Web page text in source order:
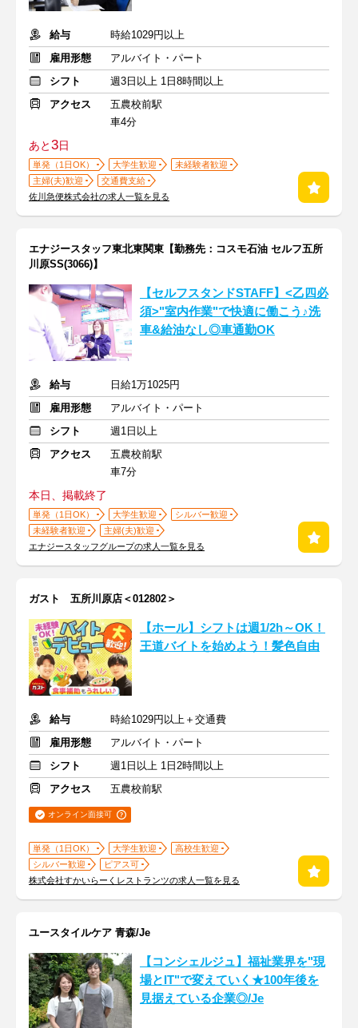
給与
時給1029円以上
雇用形態
アルバイト・パート
シフト
週3日以上 1日8時間以上
アクセス
五農校前駅
車4分
あと3日
単発（1日OK） 大学生歓迎
未経験者歓迎
主婦(夫)歓迎
交通費支給
佐川急便株式会社の求人一覧を見る
エナジースタッフ東北東関東【勤務先：コスモ石油 セルフ五所
川原SS(3066)】
【セルフスタンドSTAFF】<乙四必
須>"室内作業"で快適に働こう♪洗
車&給油なし◎車通勤OK
給与
日給1万1025円
雇用形態
アルバイト・パート
シフト
週1日以上
アクセス
五農校前駅
車7分
本日、掲載終了
単発（1日OK） 大学生歓迎
シルバー歓迎
未経験者歓迎
主婦(夫)歓迎
エナジースタッフグループの求人一覧を見る
ガスト 五所川原店＜012802＞
【ホール】シフトは週1/2h～OK！
王道バイトを始めよう！髪色自由
給与
時給1029円以上＋交通費
雇用形態
アルバイト・パート
シフト
週1日以上 1日2時間以上
アクセス
五農校前駅
オンライン面接可
単発（1日OK） 大学生歓迎
高校生歓迎
シルバー歓迎
ピアス可
株式会社すかいらーくレストランツの求人一覧を見る
ユースタイルケア 青森/Je
【コンシェルジュ】福祉業界を"現
場とIT"で変えていく★100年後を
見据えている企業◎/Je